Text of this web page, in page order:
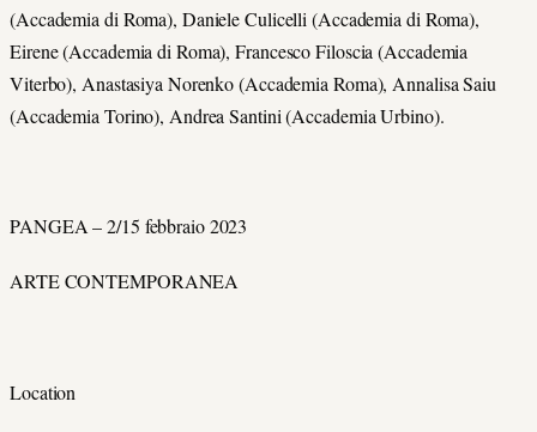
(Accademia di Roma), Daniele Culicelli (Accademia di Roma),
Eirene (Accademia di Roma), Francesco Filoscia (Accademia
Viterbo), Anastasiya Norenko (Accademia Roma), Annalisa Saiu
(Accademia Torino), Andrea Santini (Accademia Urbino).
PANGEA – 2/15 febbraio 2023
ARTE CONTEMPORANEA
Location